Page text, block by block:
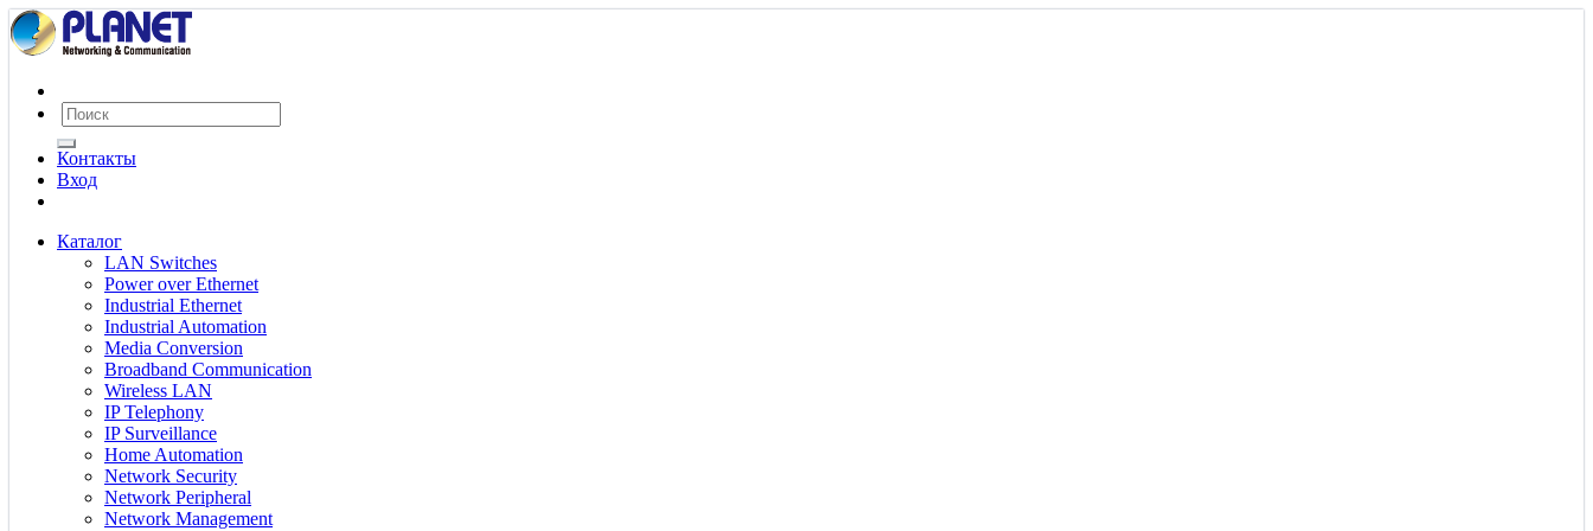
Контакты
Вход
Каталог
LAN Switches
Power over Ethernet
Industrial Ethernet
Industrial Automation
Media Conversion
Broadband Communication
Wireless LAN
IP Telephony
IP Surveillance
Home Automation
Network Security
Network Peripheral
Network Management